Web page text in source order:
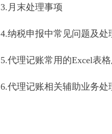
3.月末处理事项
4.纳税申报中常见问题及处
5.代理记账常用的Excel表
6.代理记账相关辅助业务处